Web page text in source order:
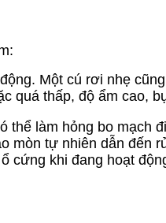
Một cú rơi nhẹ
quá thấp, độ ẩm cao,
thể làm hỏng bo mạch
mòn tự nhiên dẫn đến
cứng khi đang hoạt